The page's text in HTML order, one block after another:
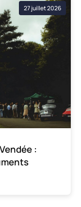
27 juillet 2026
: